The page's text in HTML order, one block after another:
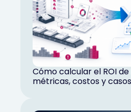
Cómo calcular el ROI de
métricas, costos y